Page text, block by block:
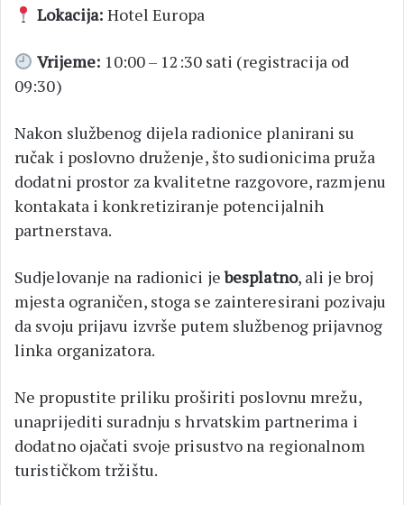
Lokacija: Hotel Europa
Vrijeme: 10:00 – 12:30 sati (registracija od
09:30)
Nakon službenog dijela radionice planirani su
ručak i poslovno druženje, što sudionicima pruža
dodatni prostor za kvalitetne razgovore, razmjenu
kontakata i konkretiziranje potencijalnih
partnerstava.
Sudjelovanje na radionici jebesplatno, ali je broj
mjesta ograničen, stoga se zainteresirani pozivaju
da svoju prijavu izvrše putem službenog prijavnog
linka organizatora.
Ne propustite priliku proširiti poslovnu mrežu,
unaprijediti suradnju s hrvatskim partnerima i
dodatno ojačati svoje prisustvo na regionalnom
turističkom tržištu.